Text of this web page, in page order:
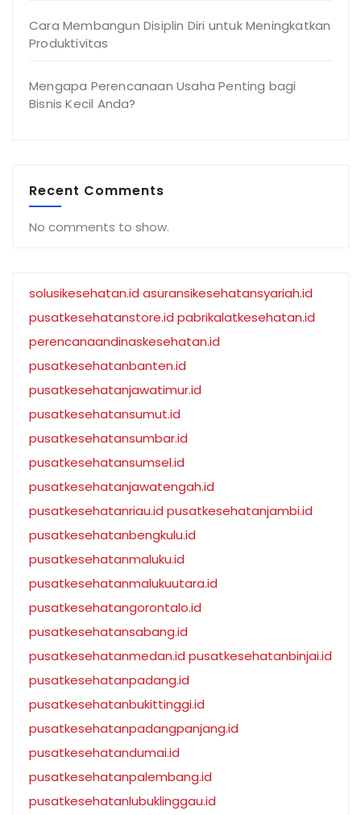
Cara Membangun Disiplin Diri untuk Meningkatkan
Produktivitas
Mengapa Perencanaan Usaha Penting bagi
Bisnis Kecil Anda?
Recent Comments
No comments to show.
solusikesehatan.id asuransikesehatansyariah.id
pusatkesehatanstore.id pabrikalatkesehatan.id
perencanaandinaskesehatan.id
pusatkesehatanbanten.id
pusatkesehatanjawatimur.id
pusatkesehatansumut.id
pusatkesehatansumbar.id
pusatkesehatansumsel.id
pusatkesehatanjawatengah.id
pusatkesehatanriau.id pusatkesehatanjambi.id
pusatkesehatanbengkulu.id
pusatkesehatanmaluku.id
pusatkesehatanmalukuutara.id
pusatkesehatangorontalo.id
pusatkesehatansabang.id
pusatkesehatanmedan.id pusatkesehatanbinjai.id
pusatkesehatanpadang.id
pusatkesehatanbukittinggi.id
pusatkesehatanpadangpanjang.id
pusatkesehatandumai.id
pusatkesehatanpalembang.id
pusatkesehatanlubuklinggau.id